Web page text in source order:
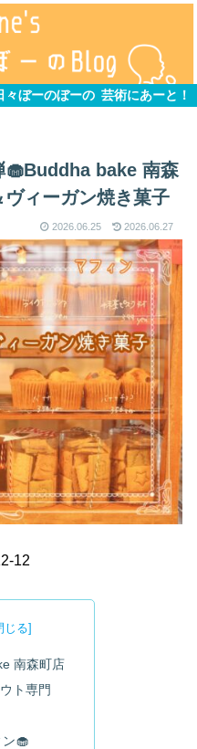
々ぼーのぼーの 芸術にあーと！
🧁Buddha bake 南森
ィーガン焼き菓子
2026.06.25 2026.06.27
12
南森町店
ト専門
ン🧁